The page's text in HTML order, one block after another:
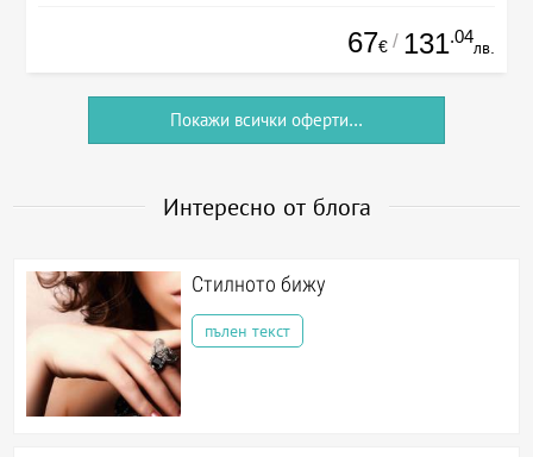
67€ / 131.04
лв.
Покажи всички оферти...
Интересно от блога
Стилното бижу
пълен текст